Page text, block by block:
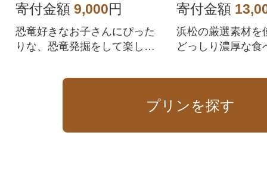
寄付金額 9,000円
恐竜好きなお子さんにぴった
りな、恐竜発掘をして楽しめ
寄付金額
浜松の厳選素材を
どっしり濃厚な食
プリンを探す